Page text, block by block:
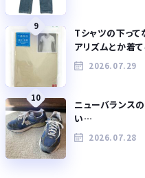
9
Tシャツの下っ
アリズムとか着て
2026.07.29
10
ニューバランス
い…
2026.07.28